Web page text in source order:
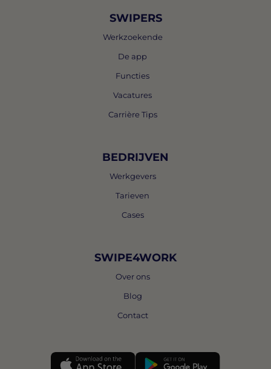
SWIPERS
Werkzoekende
De app
Functies
Vacatures
Carrière Tips
BEDRIJVEN
Werkgevers
Tarieven
Cases
SWIPE4WORK
Over ons
Blog
Contact